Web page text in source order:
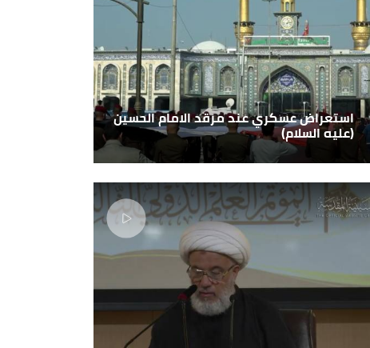
استعراض عسكري عند مرقد الامام الحسين
(عليه السلام)